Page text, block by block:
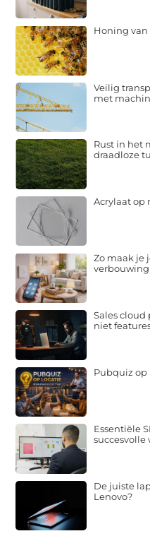
Honing
Veilig
met
Rust in het
draadloze
Acrylaat op
Zo maak je
verbouwing
Sales cloud
niet
Pubquiz op
Essentiële
succesvolle
De juiste
Lenovo?